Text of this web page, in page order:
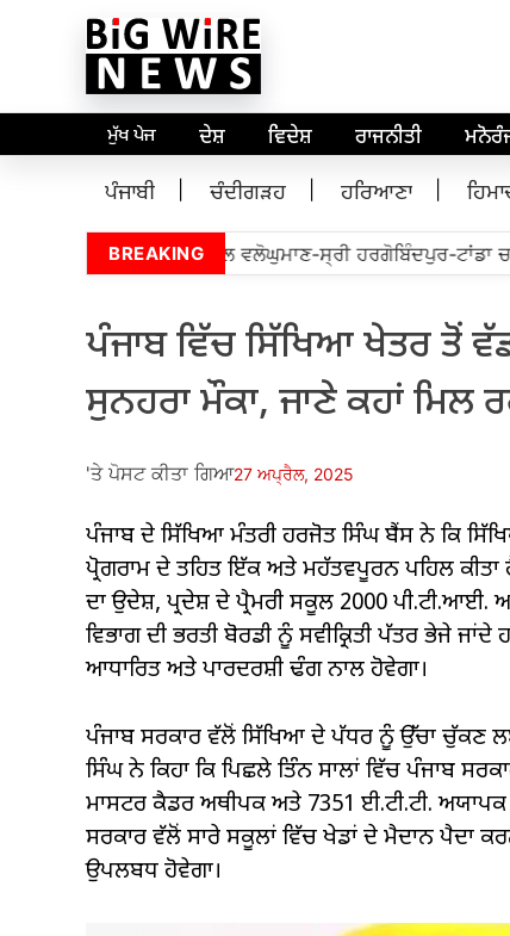
ਮੁੱਖ ਪੇਜ ਦੇਸ਼ ਵਿਦੇਸ਼ ਰਾਜਨੀਤੀ
ਪੰਜਾਬੀ ਚੰਦੀਗੜਹ ਹਰਿਆਣਾ
BREAKING
ਡਾ. ਰਾਜ ਕੁਮਾਰ ਜਿੱਤਬੇਵਾਲ ਵਲੋਘੁਮਾਣ-ਸ੍ਰੀ ਹਰਗੋਬਿੰਦਪੁਰ-ਟਾਂਡਾ
ਪੰਜਾਬ ਵਿੱਚ ਸਿੱਖਿਆ ਖੇਤਰ ਤੋਂ
ਸੁਨਹਰਾ ਮੌਕਾ, ਜਾਣੇ ਕਹਾਂ ਮਿਲ
'ਤੇ ਪੋਸਟ ਕੀਤਾ ਗਿਆ27 ਅਪ੍ਰੈਲ, 2025
ਪੰਜਾਬ ਦੇ ਸਿੱਖਿਆ ਮੰਤਰੀ ਹਰਜੋਤ ਸਿੰਘ ਬੈਂਸ ਨੇ ਕਿ
ਪ੍ਰੋਗਰਾਮ ਦੇ ਤਹਿਤ ਇੱਕ ਅਤੇ ਮਹੱਤਵਪੂਰਨ ਪਹਿਲ
ਦਾ ਉਦੇਸ਼, ਪ੍ਰਦੇਸ਼ ਦੇ ਪ੍ਰੈਮਰੀ ਸਕੂਲ 2000
ਵਿਭਾਗ ਦੀ ਭਰਤੀ ਬੋਰਡੀ ਨੂੰ ਸਵੀਕ੍ਰਿਤੀ ਪੱਤਰ ਭੇਜੇ
ਆਧਾਰਿਤ ਅਤੇ ਪਾਰਦਰਸ਼ੀ ਢੰਗ ਨਾਲ ਹੋਵੇਗਾ।
ਪੰਜਾਬ ਸਰਕਾਰ ਵੱਲੋਂ ਸਿੱਖਿਆ ਦੇ ਪੱਧਰ ਨੂੰ ਉੱਚਾ ਚੁੱਕਣ
ਸਿੰਘ ਨੇ ਕਿਹਾ ਕਿ ਪਿਛਲੇ ਤਿੰਨ ਸਾਲਾਂ ਵਿੱਚ ਪੰਜਾਬ
ਮਾਸਟਰ ਕੈਡਰ ਅਥੀਪਕ ਅਤੇ 7351 ਈ.ਟੀ.ਟੀ.
ਸਰਕਾਰ ਵੱਲੋਂ ਸਾਰੇ ਸਕੂਲਾਂ ਵਿੱਚ ਖੇਡਾਂ ਦੇ ਮੈਦਾਨ ਪੈਦਾ
ਉਪਲਬਧ ਹੋਵੇਗਾ।